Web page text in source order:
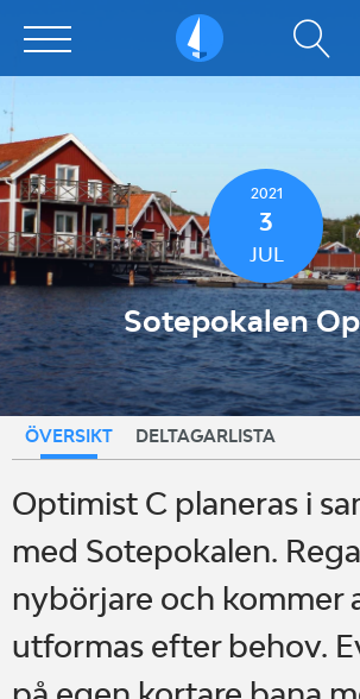
Sailarena
2021
3
JUL
Sotepokalen
ÖVERSIKT DELTAGARLISTA
Optimist C planeras i
med Sotepokalen.
nybörjare och kommer
utformas efter behov.